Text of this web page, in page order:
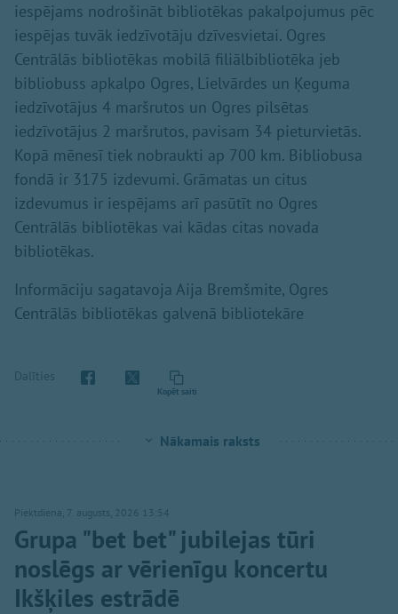
iespējams nodrošināt bibliotēkas pakalpojumus pēc
iespējas tuvāk iedzīvotāju dzīvesvietai. Ogres
Centrālās bibliotēkas mobilā filiālbibliotēka jeb
bibliobuss apkalpo Ogres, Lielvārdes un Ķeguma
iedzīvotājus 4 maršrutos un Ogres pilsētas
iedzīvotājus 2 maršrutos, pavisam 34 pieturvietās.
Kopā mēnesī tiek nobraukti ap 700 km. Bibliobusa
fondā ir 3175 izdevumi. Grāmatas un citus
izdevumus ir iespējams arī pasūtīt no Ogres
Centrālās bibliotēkas vai kādas citas novada
bibliotēkas.
Informāciju sagatavoja Aija Bremšmite, Ogres
Centrālās bibliotēkas galvenā bibliotekāre
Dalīties
Kopēt saiti
Nākamais raksts
Piektdiena, 7. augusts, 2026 13:54
Grupa "bet bet" jubilejas tūri
noslēgs ar vērienīgu koncertu
Ikšķiles estrādē